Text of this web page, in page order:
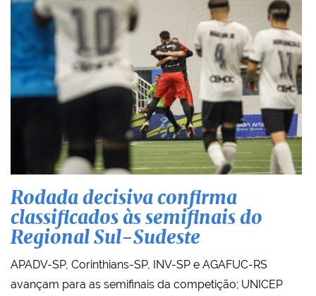
Rodada decisiva confirma
classificados às semifinais do
Regional Sul-Sudeste
APADV-SP, Corinthians-SP, INV-SP e AGAFUC-RS
avançam para as semifinais da competição; UNICEP